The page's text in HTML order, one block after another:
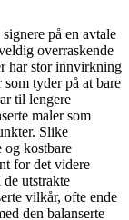
på en avtale
overraskende
har stor innvirkning
tyder på at bare
til lengere
maler som
Slike
og kostbare
for det videre
utstrakte
vilkår, ofte ende
den balanserte